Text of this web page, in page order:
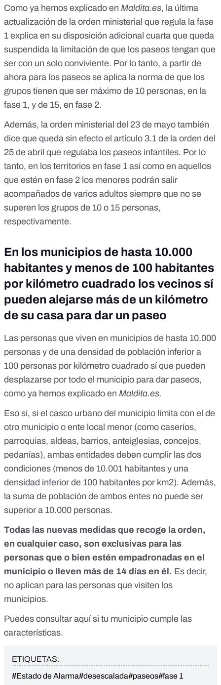
Como ya hemos explicado en Maldita.es, la última
actualización de la orden ministerial que regula la fase
1 explica en su disposición adicional cuarta que queda
suspendida la limitación de que los paseos tengan que
ser con un solo conviviente. Por lo tanto, a partir de
ahora para los paseos se aplica la norma de que los
grupos tienen que ser máximo de 10 personas, en la
fase 1, y de 15, en fase 2.
Además, la orden ministerial del 23 de mayo también
dice que queda sin efecto el artículo 3.1 de la orden del
25 de abril que regulaba los paseos infantiles. Por lo
tanto, en los territorios en fase 1 así como en aquellos
que estén en fase 2 los menores podrán salir
acompañados de varios adultos siempre que no se
superen los grupos de 10 o 15 personas,
respectivamente.
En los municipios de hasta 10.000
habitantes y menos de 100 habitantes
por kilómetro cuadrado los vecinos sí
pueden alejarse más de un kilómetro
de su casa para dar un paseo
Las personas que viven en municipios de hasta 10.000
personas y de una densidad de población inferior a
100 personas por kilómetro cuadrado sí que pueden
desplazarse por todo el municipio para dar paseos,
como ya hemos explicado en Maldita.es.
Eso sí, si el casco urbano del municipio limita con el de
otro municipio o ente local menor (como caseríos,
parroquias, aldeas, barrios, anteiglesias, concejos,
pedanías), ambas entidades deben cumplir las dos
condiciones (menos de 10.001 habitantes y una
densidad inferior de 100 habitantes por km2). Además,
la suma de población de ambos entes no puede ser
superior a 10.000 personas.
Todas las nuevas medidas que recoge la orden,
en cualquier caso, son exclusivas para las
personas que o bien estén empadronadas en el
municipio o lleven más de 14 días en él. Es decir,
no aplican para las personas que visiten los
municipios.
Puedes consultar aquísi tu municipio cumple las
características.
ETIQUETAS:
#Estado de Alarma#desescalada#paseos#fase 1